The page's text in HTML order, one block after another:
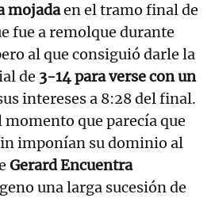
mojadaen el tramo final de
fue a remolque durante
al que consiguió darle la
de 3-14 para verse con un
intereses a 8:28 del final.
momento que parecía que
imponían su dominio al
Gerard Encuentra
una larga sucesión de